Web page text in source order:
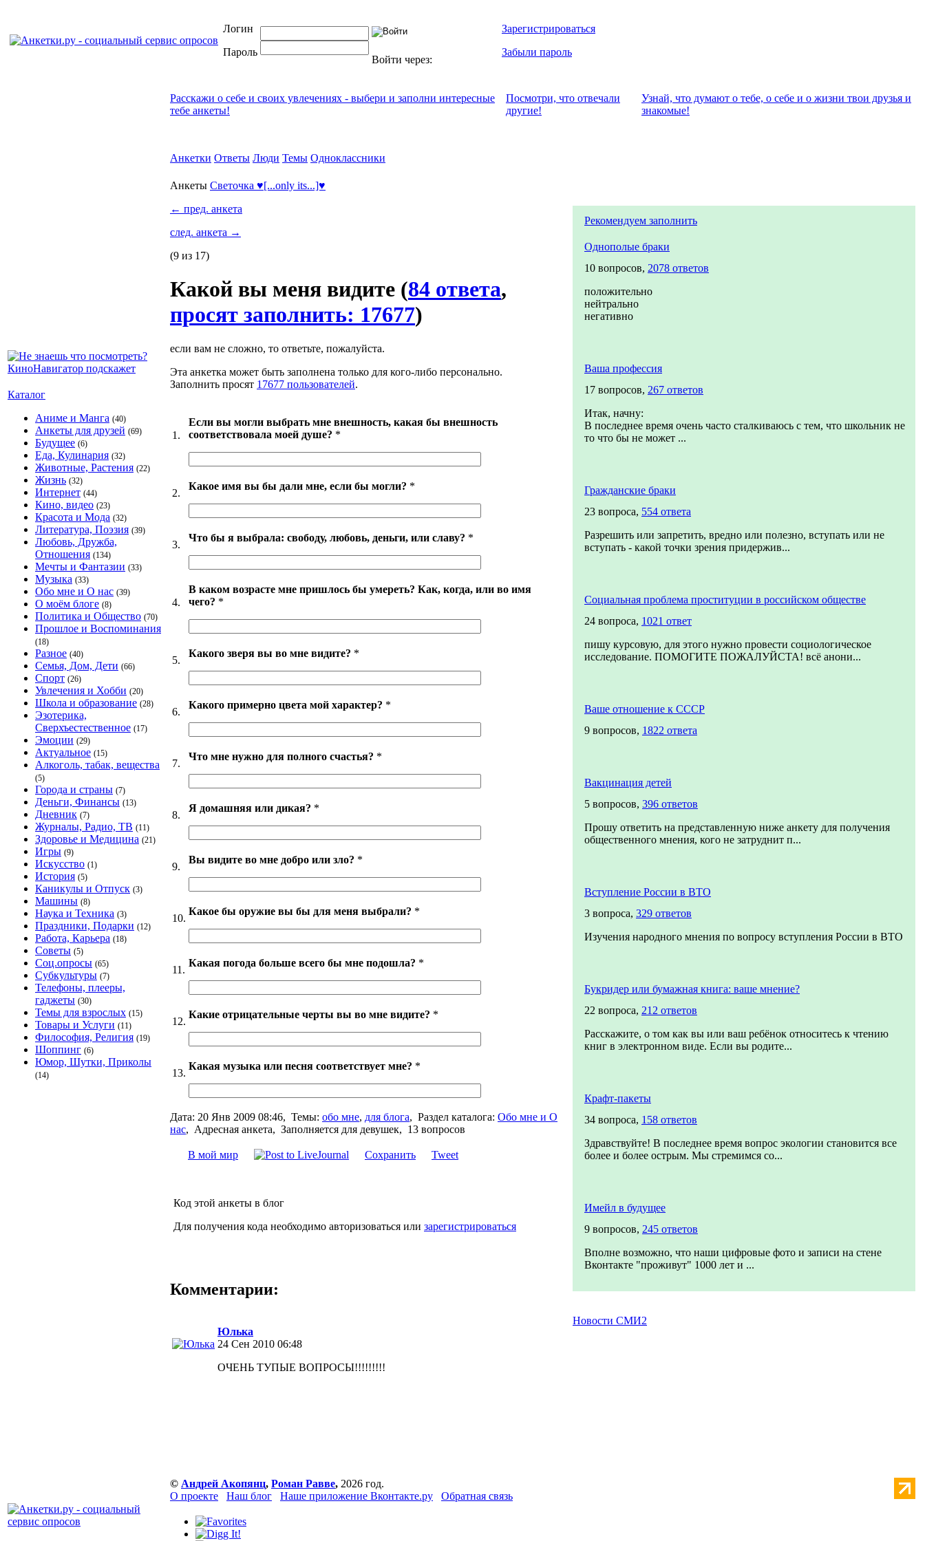
Логин
Пароль
Войти через:
Зарегистрироваться
Забыли пароль
Каталог
Аниме и Манга (40)
Анкеты для друзей (69)
Будущее (6)
Еда, Кулинария (32)
Животные, Растения (22)
Жизнь (32)
Интернет (44)
Кино, видео (23)
Красота и Мода (32)
Литература, Поэзия (39)
Любовь, Дружба,
Отношения (134)
Мечты и Фантазии (33)
Музыка (33)
Обо мне и О нас (39)
О моём блоге (8)
Политика и Общество (70)
Прошлое и Воспоминания
(18)
Разное (40)
Семья, Дом, Дети (66)
Спорт (26)
Увлечения и Хобби (20)
Школа и образование (28)
Эзотерика,
Сверхъестественное (17)
Эмоции (29)
Актуальное (15)
Алкоголь, табак, вещества
(5)
Города и страны (7)
Деньги, Финансы (13)
Дневник (7)
Журналы, Радио, ТВ (11)
Здоровье и Медицина (21)
Игры (9)
Искусство (1)
История (5)
Каникулы и Отпуск (3)
Машины (8)
Наука и Техника (3)
Праздники, Подарки (12)
Работа, Карьера (18)
Советы (5)
Соц.опросы (65)
Субкультуры (7)
Телефоны, плееры,
гаджеты (30)
Темы для взрослых (15)
Товары и Услуги (11)
Философия, Религия (19)
Шоппинг (6)
Юмор, Шутки, Приколы
(14)
Расскажи о себе и своих увлечениях - выбери и заполни интересные
тебе анкеты!
Посмотри, что отвeчали
другие!
Узнай, что думают о тебе, о себе и о жизни твои друзья и
знакомые!
Анкетки Ответы Люди Темы Одноклассники
Анкеты Светочка ♥[...only its...]♥
← пред. анкета
след. анкета →
(9 из 17)
Какой вы меня видите (84 ответа,
просят заполнить: 17677)
если вам не сложно, то ответьте, пожалуйста.
Эта анкетка может быть заполнена только для кого-либо персонально.
Заполнить просят 17677 пользователей.
1.
Если вы могли выбрать мне внешность, какая бы внешность
соответствовала моей душе? *
2.
Какое имя вы бы дали мне, если бы могли? *
3.
Что бы я выбрала: свободу, любовь, деньги, или славу? *
4.
В каком возрасте мне пришлось бы умереть? Как, когда, или во имя
чего? *
5.
Какого зверя вы во мне видите? *
6.
Какого примерно цвета мой характер? *
7.
Что мне нужно для полного счастья? *
8.
Я домашняя или дикая? *
9.
Вы видите во мне добро или зло? *
10.
Какое бы оружие вы бы для меня выбрали? *
11.
Какая погода больше всего бы мне подошла? *
12.
Какие отрицательные черты вы во мне видите? *
13.
Какая музыка или песня соответствует мне? *
Дата: 20 Янв 2009 08:46, Темы: обо мне, для блога, Раздел каталога: Обо мне и О
нас, Адресная анкета, Заполняется для девушек, 13 вопросов
В мой мир Сохранить Tweet
Код этой анкеты в блог
Для получения кода необходимо авторизоваться или зарегистрироваться
Комментарии:
Юлька
24 Сен 2010 06:48
ОЧЕНЬ ТУПЫЕ ВОПРОСЫ!!!!!!!!!
Рекомендуем заполнить
Однополые браки
10 вопросов, 2078 ответов
положительно
нейтрально
негативно
Ваша профессия
17 вопросов, 267 ответов
Итак, начну:
В последнее время очень часто сталкиваюсь с тем, что школьник не
то что бы не может ...
Гражданские браки
23 вопроса, 554 ответа
Разрешить или запретить, вредно или полезно, вступать или не
вступать - какой точки зрения придержив...
Социальная проблема проституции в российском обществе
24 вопроса, 1021 ответ
пишу курсовую, для этого нужно провести социологическое
исследование. ПОМОГИТЕ ПОЖАЛУЙСТА! всё анони...
Ваше отношение к СССР
9 вопросов, 1822 ответа
Вакцинация детей
5 вопросов, 396 ответов
Прошу ответить на представленную ниже анкету для получения
общественного мнения, кого не затруднит п...
Вступление России в ВТО
3 вопроса, 329 ответов
Изучения народного мнения по вопросу вступления России в ВТО
Букридер или бумажная книга: ваше мнение?
22 вопроса, 212 ответов
Расскажите, о том как вы или ваш ребёнок относитесь к чтению
книг в электронном виде. Если вы родите...
Крафт-пакеты
34 вопроса, 158 ответов
Здравствуйте! В последнее время вопрос экологии становится все
более и более острым. Мы стремимся со...
Имейл в будущее
9 вопросов, 245 ответов
Вполне возможно, что наши цифровые фото и записи на стене
Вконтакте "проживут" 1000 лет и ...
Новости СМИ2
© Андрей Акопянц, Роман Равве, 2026 год.
О проекте
Наш блог Наше приложение Вконтакте.ру Обратная связь